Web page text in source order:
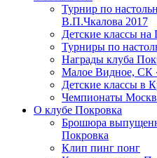
Турнир по
В.П.Чкалова 2017
Детские классы на
Турниры по
Награды клуба
Малое Видное, СК
Детские классы в
Чемпионаты
О клубе Покровка
Брошюра
Покровка
Клип пинг понг